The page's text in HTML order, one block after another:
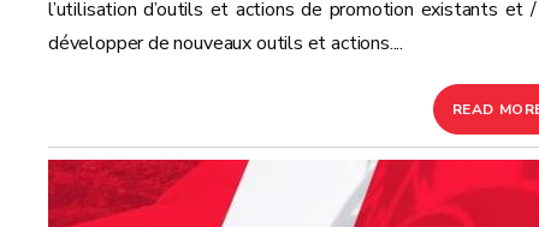
l’utilisation d’outils et actions de promotion existants et
développer de nouveaux outils et actions....
READ